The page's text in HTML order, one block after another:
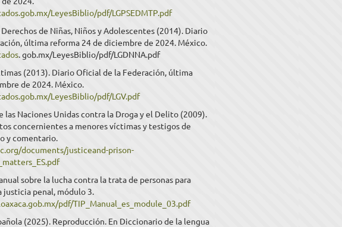
LeyesBiblio/pdf/LGPSEDMTP.pdf
de Niñas, Niños y Adolescentes (2014). Diario
última reforma 24 de diciembre de 2024. México.
. gob.mx/LeyesBiblio/pdf/LGDNNA.pdf
(2013). Diario Oficial de la Federación, última
de 2024. México.
LeyesBiblio/pdf/LGV.pdf
las Naciones Unidas contra la Droga y el Delito (2009).
concernientes a menores víctimas y testigos de
y comentario.
documents/justiceand-prison-
sobre la lucha contra la trata de personas para
justicia penal, módulo 3.
pdf/TIP_Manual_es_module_03.pdf
(2025). Reproducción. En Diccionario de la lengua